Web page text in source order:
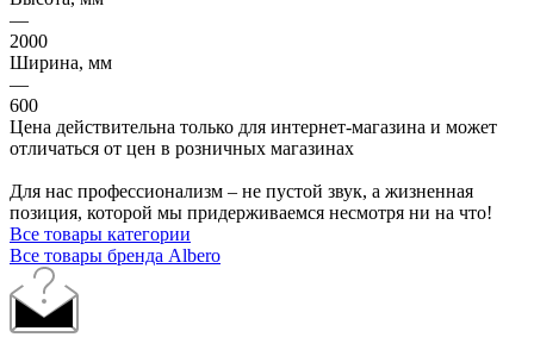
—
2000
Ширина, мм
—
600
Цена действительна только для интернет-магазина и может
отличаться от цен в розничных магазинах
Для нас профессионализм – не пустой звук, а жизненная
позиция, которой мы придерживаемся несмотря ни на что!
Все товары категории
Все товары бренда Albero